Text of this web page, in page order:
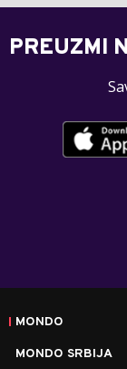
PREUZMI
MONDO
MONDO SRBIJA